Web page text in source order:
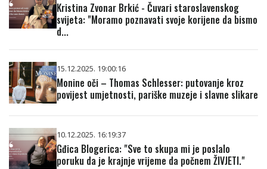
Kristina Zvonar Brkić - Čuvari staroslavenskog
svijeta: "Moramo poznavati svoje korijene da bismo
d...
15.12.2025. 19:00:16
Monine oči – Thomas Schlesser: putovanje kroz
povijest umjetnosti, pariške muzeje i slavne slikare
10.12.2025. 16:19:37
Gđica Blogerica: "Sve to skupa mi je poslalo
poruku da je krajnje vrijeme da počnem ŽIVJETI."